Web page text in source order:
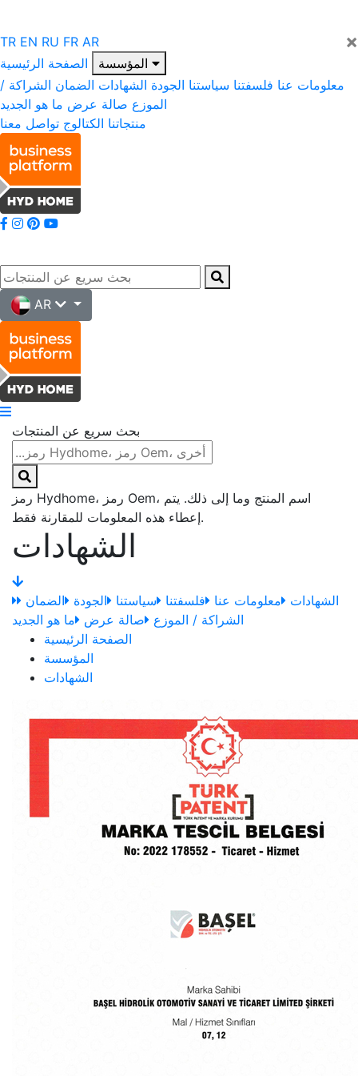
×
TR EN RU FR AR
الصفحة الرئيسية
معلومات عنا فلسفتنا سياستنا الجودة الشهادات الضمان الشراكة /
الموزع صالة عرض ما هو الجديد
منتجاتنا الكتالوج تواصل معنا
AR
بحث سريع عن المنتجات
رمز Hydhome، رمز Oem، اسم المنتج وما إلى ذلك. يتم
إعطاء هذه المعلومات للمقارنة فقط.
الشهادات
الشهادات معلومات عنا فلسفتنا سياستنا الجودة
الضمان
الشراكة / الموزع
صالة عرض
ما هو الجديد
الصفحة الرئيسية
المؤسسة
الشهادات